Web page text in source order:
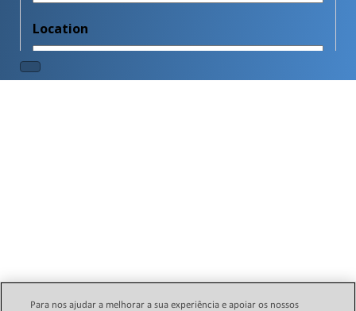
Para nos ajudar a melhorar a sua experiência e apoiar os nossos